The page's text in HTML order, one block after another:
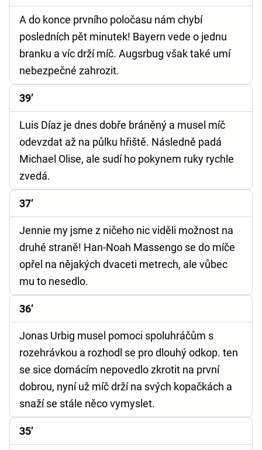
A do konce prvního poločasu nám chybí
posledních pět minutek! Bayern vede o jednu
branku a víc drží míč. Augsrbug však také umí
nebezpečné zahrozit.
39’
Luis Díaz je dnes dobře bráněný a musel míč
odevzdat až na půlku hřiště. Následně padá
Michael Olise, ale sudí ho pokynem ruky rychle
zvedá.
37’
Jennie my jsme z ničeho nic viděli možnost na
druhé straně! Han-Noah Massengo se do míče
opřel na nějakých dvaceti metrech, ale vůbec
mu to nesedlo.
36’
Jonas Urbig musel pomoci spoluhráčům s
rozehrávkou a rozhodl se pro dlouhý odkop. ten
se sice domácím nepovedlo zkrotit na první
dobrou, nyní už míč drží na svých kopačkách a
snaží se stále něco vymyslet.
35’